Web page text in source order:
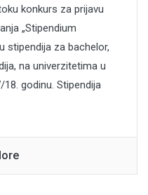
konkurs za prijavu
„Stipendium
stipendija za bachelor,
na univerzitetima u
godinu. Stipendija